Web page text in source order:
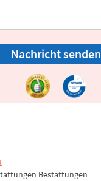
Bestattungen
Nachricht senden